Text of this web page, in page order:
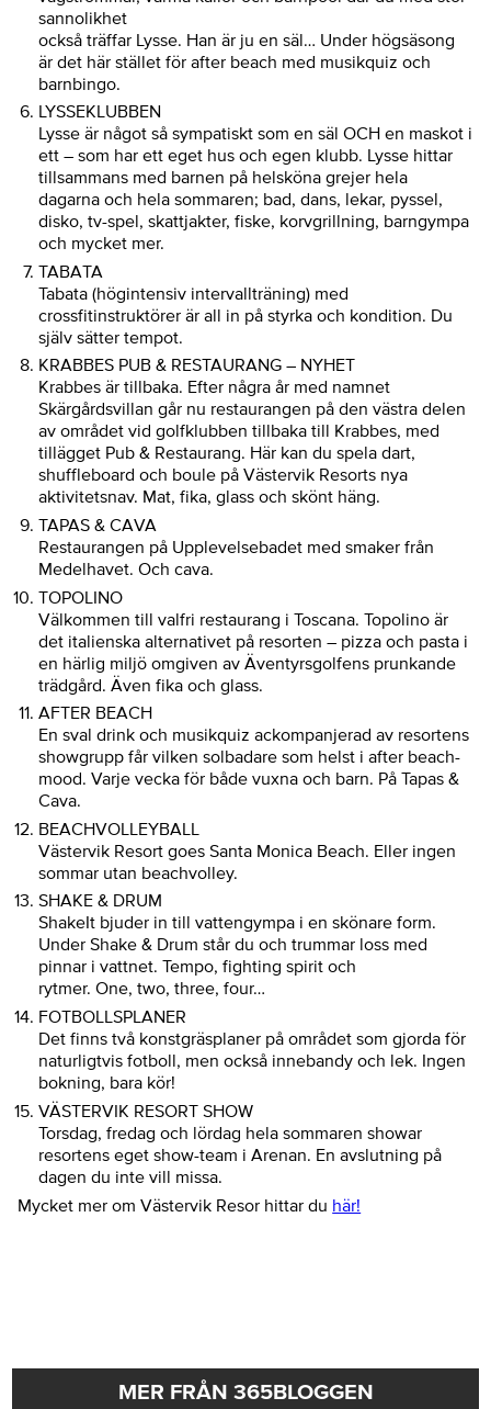
sannolikhet
också träffar Lysse. Han är ju en säl… Under högsäsong
är det här stället för after beach med musikquiz och
barnbingo.
LYSSEKLUBBEN
Lysse är något så sympatiskt som en säl OCH en maskot i
ett – som har ett eget hus och egen klubb. Lysse hittar
tillsammans med barnen på helsköna grejer hela
dagarna och hela sommaren; bad, dans, lekar, pyssel,
disko, tv-spel, skattjakter, fiske, korvgrillning, barngympa
och mycket mer.
TABATA
Tabata (högintensiv intervallträning) med
crossfitinstruktörer är all in på styrka och kondition. Du
själv sätter tempot.
KRABBES PUB & RESTAURANG – NYHET
Krabbes är tillbaka. Efter några år med namnet
Skärgårdsvillan går nu restaurangen på den västra delen
av området vid golfklubben tillbaka till Krabbes, med
tillägget Pub & Restaurang. Här kan du spela dart,
shuffleboard och boule på Västervik Resorts nya
aktivitetsnav. Mat, fika, glass och skönt häng.
TAPAS & CAVA
Restaurangen på Upplevelsebadet med smaker från
Medelhavet. Och cava.
TOPOLINO
Välkommen till valfri restaurang i Toscana. Topolino är
det italienska alternativet på resorten – pizza och pasta i
en härlig miljö omgiven av Äventyrsgolfens prunkande
trädgård. Även fika och glass.
AFTER BEACH
En sval drink och musikquiz ackompanjerad av resortens
showgrupp får vilken solbadare som helst i after beach-
mood. Varje vecka för både vuxna och barn. På Tapas &
Cava.
BEACHVOLLEYBALL
Västervik Resort goes Santa Monica Beach. Eller ingen
sommar utan beachvolley.
SHAKE & DRUM
ShakeIt bjuder in till vattengympa i en skönare form.
Under Shake & Drum står du och trummar loss med
pinnar i vattnet.Tempo, fighting spirit och
rytmer.One,two,three,four…
FOTBOLLSPLANER
Det finns två konstgräsplaner på området som gjorda för
naturligtvis fotboll, men också innebandy och lek. Ingen
bokning, bara kör!
VÄSTERVIK RESORT SHOW
Torsdag, fredag och lördag hela sommaren showar
resortens eget show-team i Arenan. En avslutning på
dagen du inte vill missa.
Mycket mer om Västervik Resor hittar du här!
MER FRÅN 365BLOGGEN